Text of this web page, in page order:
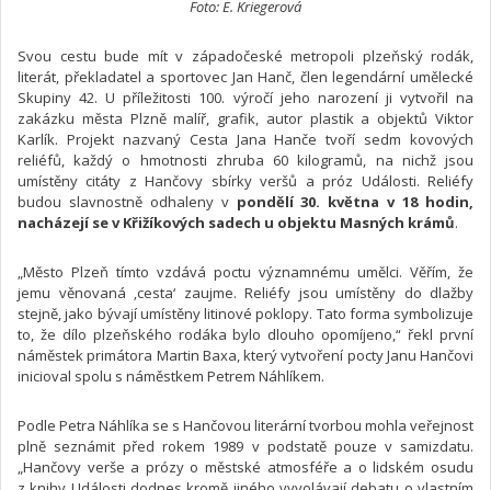
Foto: E. Kriegerová
Svou cestu bude mít v západočeské metropoli plzeňský rodák,
literát, překladatel a sportovec Jan Hanč, člen legendární umělecké
Skupiny 42. U příležitosti 100. výročí jeho narození ji vytvořil na
zakázku města Plzně malíř, grafik, autor plastik a objektů Viktor
Karlík. Projekt nazvaný Cesta Jana Hanče tvoří sedm kovových
reliéfů, každý o hmotnosti zhruba 60 kilogramů, na nichž jsou
umístěny citáty z Hančovy sbírky veršů a próz Události. Reliéfy
budou slavnostně odhaleny v pondělí 30. května v 18 hodin,
nacházejí se v Křižíkových sadech u objektu Masných krámů.
„Město Plzeň tímto vzdává poctu významnému umělci. Věřím, že
jemu věnovaná ‚cesta‘ zaujme. Reliéfy jsou umístěny do dlažby
stejně, jako bývají umístěny litinové poklopy. Tato forma symbolizuje
to, že dílo plzeňského rodáka bylo dlouho opomíjeno,“ řekl první
náměstek primátora Martin Baxa, který vytvoření pocty Janu Hančovi
inicioval spolu s náměstkem Petrem Náhlíkem.
Podle Petra Náhlíka se s Hančovou literární tvorbou mohla veřejnost
plně seznámit před rokem 1989 v podstatě pouze v samizdatu.
„Hančovy verše a prózy o městské atmosféře a o lidském osudu